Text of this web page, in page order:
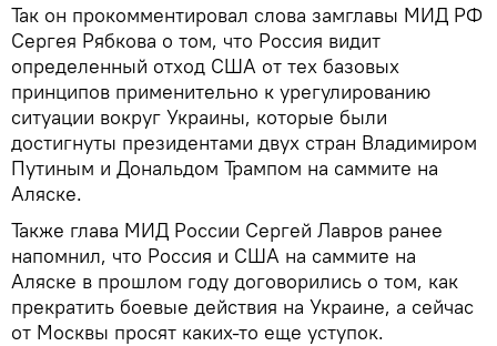
Так он прокомментировал слова замглавы МИД РФ
Сергея Рябкова о том, что Россия видит
определенный отход США от тех базовых
принципов применительно к урегулированию
ситуации вокруг Украины, которые были
достигнуты президентами двух стран Владимиром
Путиным и Дональдом Трампом на саммите на
Аляске.
Также глава МИД России Сергей Лавров ранее
напомнил, что Россия и США на саммите на
Аляске в прошлом году договорились о том, как
прекратить боевые действия на Украине, а сейчас
от Москвы просят каких-то еще уступок.